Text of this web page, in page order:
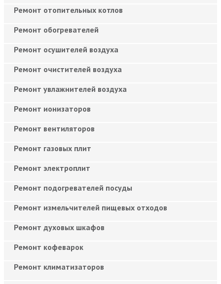
Ремонт отопительных котлов
Ремонт обогревателей
Ремонт осушителей воздуха
Ремонт очистителей воздуха
Ремонт увлажнителей воздуха
Ремонт ионизаторов
Ремонт вентиляторов
Ремонт газовых плит
Ремонт электроплит
Ремонт подогревателей посуды
Ремонт измельчителей пищевых отходов
Ремонт духовых шкафов
Ремонт кофеварок
Ремонт климатизаторов